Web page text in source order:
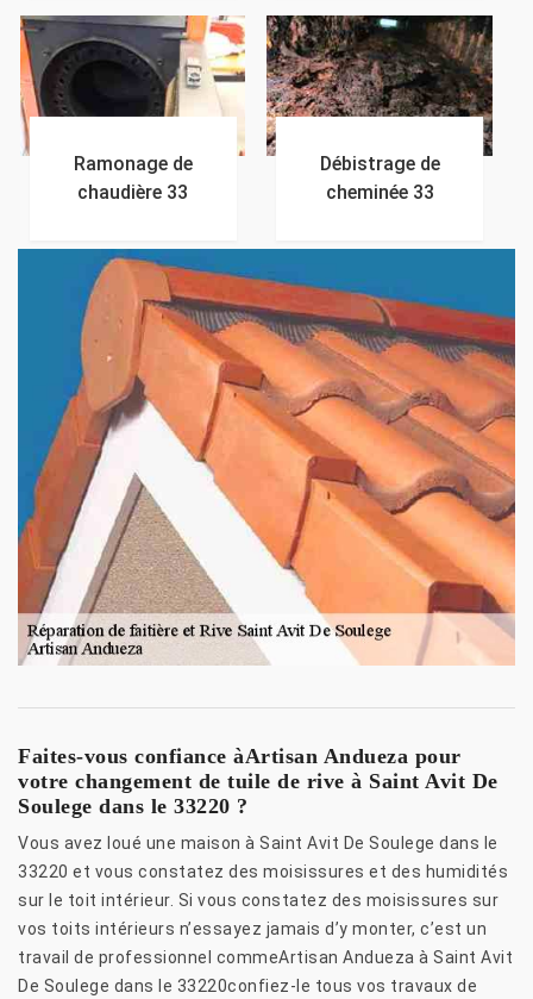
Ramonage de
chaudière 33
Débistrage de
cheminée 33
Faites-vous confiance àArtisan Andueza pour
votre changement de tuile de rive à Saint Avit De
Soulege dans le 33220 ?
Vous avez loué une maison à Saint Avit De Soulege dans le
33220 et vous constatez des moisissures et des humidités
sur le toit intérieur. Si vous constatez des moisissures sur
vos toits intérieurs n’essayez jamais d’y monter, c’est un
travail de professionnel commeArtisan Andueza à Saint Avit
De Soulege dans le 33220confiez-le tous vos travaux de